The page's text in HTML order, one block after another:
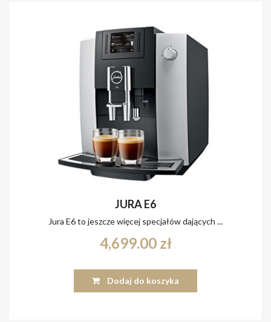
JURA E6
Jura E6 to jeszcze więcej specjałów dających ...
4,699.00 zł
Dodaj do koszyka